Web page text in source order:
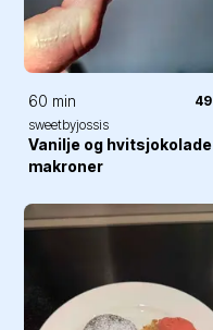
60 min
49
sweetbyjossis
Vanilje og hvitsjokolade
makroner